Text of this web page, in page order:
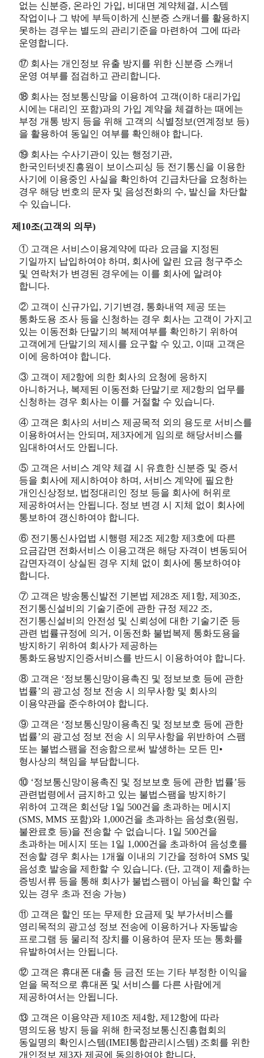
없는 신분증, 온라인 가입, 비대면 계약체결, 시스템
작업이나 그 밖에 부득이하게 신분증 스캐너를 활용하지
못하는 경우는 별도의 관리기준을 마련하여 그에 따라
운영합니다.
⑰ 회사는 개인정보 유출 방지를 위한 신분증 스캐너
운영 여부를 점검하고 관리합니다.
⑱ 회사는 정보통신망을 이용하여 고객(이하 대리가입
시에는 대리인 포함)과의 가입 계약을 체결하는 때에는
부정 개통 방지 등을 위해 고객의 식별정보(연계정보 등)
을 활용하여 동일인 여부를 확인해야 합니다.
⑲ 회사는 수사기관이 있는 행정기관,
한국인터넷진흥원이 보이스피싱 등 전기통신을 이용한
사기에 이용중인 사실을 확인하여 긴급차단을 요청하는
경우 해당 번호의 문자 및 음성전화의 수, 발신을 차단할
수 있습니다.
제10조(고객의 의무)
① 고객은 서비스이용계약에 따라 요금을 지정된
기일까지 납입하여야 하며, 회사에 알린 요금 청구주소
및 연락처가 변경된 경우에는 이를 회사에 알려야
합니다.
② 고객이 신규가입, 기기변경, 통화내역 제공 또는
통화도용 조사 등을 신청하는 경우 회사는 고객이 가지고
있는 이동전화 단말기의 복제여부를 확인하기 위하여
고객에게 단말기의 제시를 요구할 수 있고, 이때 고객은
이에 응하여야 합니다.
③ 고객이 제2항에 의한 회사의 요청에 응하지
아니하거나, 복제된 이동전화 단말기로 제2항의 업무를
신청하는 경우 회사는 이를 거절할 수 있습니다.
④ 고객은 회사의 서비스 제공목적 외의 용도로 서비스를
이용하여서는 안되며, 제3자에게 임의로 해당서비스를
임대하여서도 안됩니다.
⑤ 고객은 서비스 계약 체결 시 유효한 신분증 및 증서
등을 회사에 제시하여야 하며, 서비스 계약에 필요한
개인신상정보, 법정대리인 정보 등을 회사에 허위로
제공하여서는 안됩니다. 정보 변경 시 지체 없이 회사에
통보하여 갱신하여야 합니다.
⑥ 전기통신사업법 시행령 제2조 제2항 제3호에 따른
요금감면 전화서비스 이용고객은 해당 자격이 변동되어
감면자격이 상실된 경우 지체 없이 회사에 통보하여야
합니다.
⑦ 고객은 방송통신발전 기본법 제28조 제1항, 제30조,
전기통신설비의 기술기준에 관한 규정 제22 조,
전기통신설비의 안전성 및 신뢰성에 대한 기술기준 등
관련 법률규정에 의거, 이동전화 불법복제 통화도용을
방지하기 위하여 회사가 제공하는
통화도용방지인증서비스를 반드시 이용하여야 합니다.
⑧ 고객은 ‘정보통신망이용촉진 및 정보보호 등에 관한
법률’의 광고성 정보 전송 시 의무사항 및 회사의
이용약관을 준수하여야 합니다.
⑨ 고객은 ‘정보통신망이용촉진 및 정보보호 등에 관한
법률’의 광고성 정보 전송 시 의무사항을 위반하여 스팸
또는 불법스팸을 전송함으로써 발생하는 모든 민•
형사상의 책임을 부담합니다.
⑩ ‘정보통신망이용촉진 및 정보보호 등에 관한 법률’등
관련법령에서 금지하고 있는 불법스팸을 방지하기
위하여 고객은 회선당 1일 500건을 초과하는 메시지
(SMS, MMS 포함)와 1,000건을 초과하는 음성호(원링,
불완료호 등)을 전송할 수 없습니다. 1일 500건을
초과하는 메시지 또는 1일 1,000건을 초과하여 음성호를
전송할 경우 회사는 1개월 이내의 기간을 정하여 SMS 및
음성호 발송을 제한할 수 있습니다. (단, 고객이 제출하는
증빙서류 등을 통해 회사가 불법스팸이 아님을 확인할 수
있는 경우 초과 전송 가능)
⑪ 고객은 할인 또는 무제한 요금제 및 부가서비스를
영리목적의 광고성 정보 전송에 이용하거나 자동발송
프로그램 등 물리적 장치를 이용하여 문자 또는 통화를
유발하여서는 안됩니다.
⑫ 고객은 휴대폰 대출 등 금전 또는 기타 부정한 이익을
얻을 목적으로 휴대폰 및 서비스를 다른 사람에게
제공하여서는 안됩니다.
⑬ 고객은 이용약관 제10조 제4항, 제12항에 따라
명의도용 방지 등을 위해 한국정보통신진흥협회의
동일명의 확인시스템(IMEI통합관리시스템) 조회를 위한
개인정보 제3자 제공에 동의하여야 합니다.